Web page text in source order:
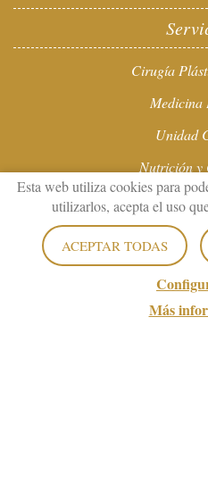
Esta web utiliza cookies para
utilizarlos, acepta el uso
ACEPTAR TODAS
Más
Cirugía
Medicina
Unidad
Nutrición y
Estética
Textos
Aviso